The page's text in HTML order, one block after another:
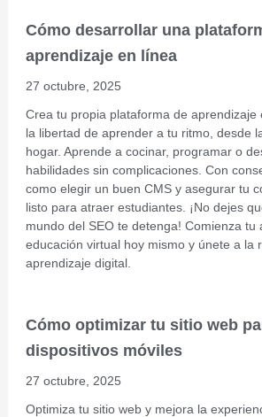
Cómo desarrollar una
aprendizaje en línea
27 octubre, 2025
Crea tu propia plataforma de aprendizaje
la libertad de aprender a tu ritmo, desde
hogar. Aprende a cocinar, programar o
habilidades sin complicaciones. Con
como elegir un buen CMS y asegurar tu
listo para atraer estudiantes. ¡No dejes
mundo del SEO te detenga! Comienza tu
educación virtual hoy mismo y únete a la
aprendizaje digital.
Cómo optimizar tu sitio web
dispositivos móviles
27 octubre, 2025
Optimiza tu sitio web y mejora la